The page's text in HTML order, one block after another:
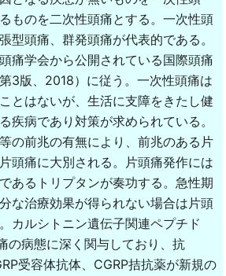
ものを二次性頭痛とする。一次性頭
型頭痛、群発頭痛が代表的である。
痛学会から公開されている国際頭痛
3版、2018）に従う。一次性頭痛は
とはないが、生活に支障をきたし健
疾病であり対策が求められている。
の前兆の有無により、前兆のある片
頭痛に大別される。片頭痛発作には
あるトリプタンが奏功する。急性期
な治療効果が得られない場合は片頭
カルシトニン遺伝子関連ペプチド
の病態に深く関与しており、抗
受容体抗体、CGRP拮抗薬が新規の